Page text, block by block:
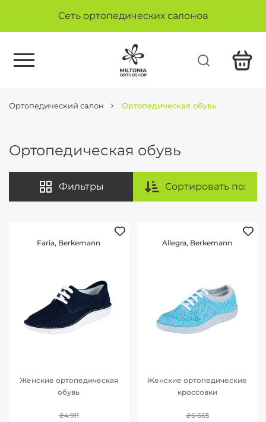
Сеть ортопедических салонов
Ортопедический салон Ортопедическая обувь
Ортопедическая обувь
Фильтры Сортировать по:
Faria, Berkemann
Женские ортопедическая
обувь
₴4 911
Allegra, Berkemann
Женские ортопедические
кроссовки
₴6 665